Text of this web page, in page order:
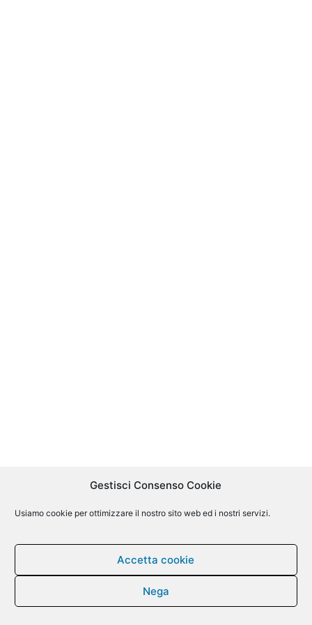
Gestisci Consenso Cookie
Usiamo cookie per ottimizzare il nostro sito web ed i nostri servizi.
Accetta cookie
Nega